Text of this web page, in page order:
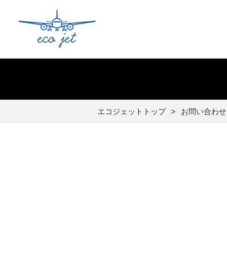
エコジェットトップ お問い合わせ